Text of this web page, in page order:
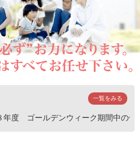
年度 ゴールデンウィーク期間中の休
一覧をみる